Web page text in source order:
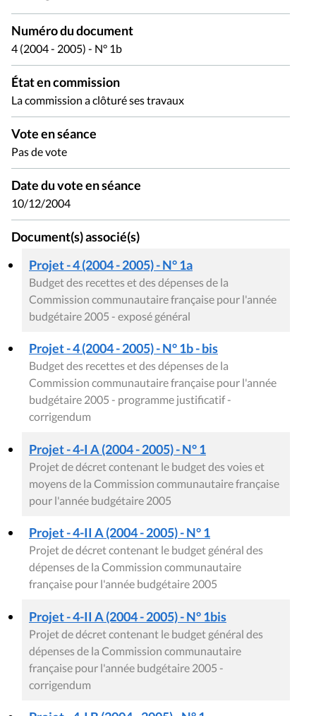
Numéro du document
4 (2004 - 2005) - N° 1b
État en commission
La commission a clôturé ses travaux
Vote en séance
Pas de vote
Date du vote en séance
10/12/2004
Document(s) associé(s)
Projet - 4 (2004 - 2005) - N° 1a
Budget des recettes et des dépenses de la
Commission communautaire française pour l'année
budgétaire 2005 - exposé général
Projet - 4 (2004 - 2005) - N° 1b - bis
Budget des recettes et des dépenses de la
Commission communautaire française pour l'année
budgétaire 2005 - programme justificatif -
corrigendum
Projet - 4-I A (2004 - 2005) - N° 1
Projet de décret contenant le budget des voies et
moyens de la Commission communautaire française
pour l'année budgétaire 2005
Projet - 4-II A (2004 - 2005) - N° 1
Projet de décret contenant le budget général des
dépenses de la Commission communautaire
française pour l'année budgétaire 2005
Projet - 4-II A (2004 - 2005) - N° 1bis
Projet de décret contenant le budget général des
dépenses de la Commission communautaire
française pour l'année budgétaire 2005 -
corrigendum